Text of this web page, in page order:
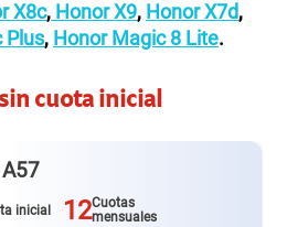
X8c, Honor X9, Honor X7d,
Plus, Honor Magic 8 Lite.
cuota inicial
inicial 12Cuotas
mensuales